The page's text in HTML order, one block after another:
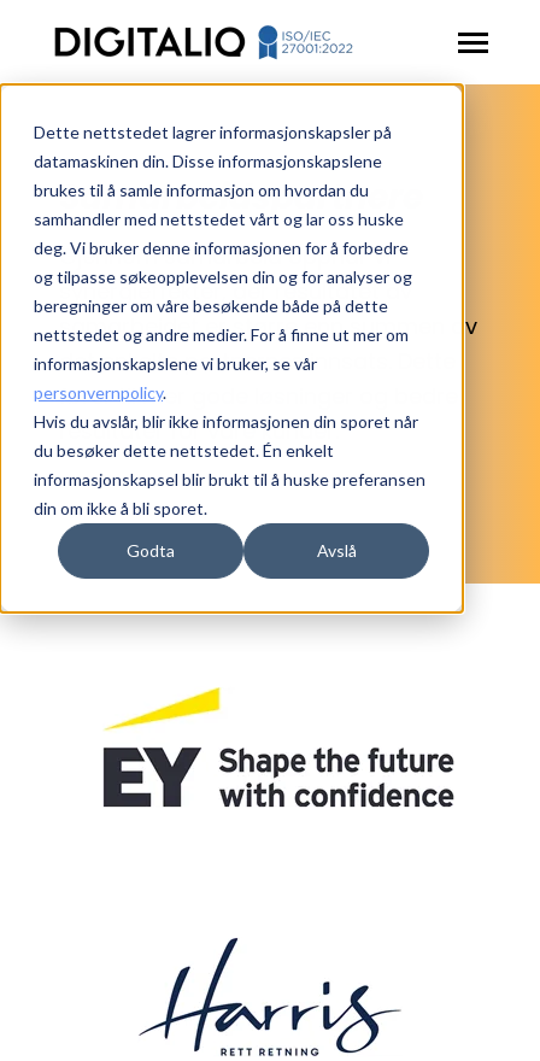
Dette nettstedet lagrer informasjonskapsler på
datamaskinen din. Disse informasjonskapslene
brukes til å samle informasjon om hvordan du
samhandler med nettstedet vårt og lar oss huske
deg. Vi bruker denne informasjonen for å forbedre
og tilpasse søkeopplevelsen din og for analyser og
beregninger om våre besøkende både på dette
nettstedet og andre medier. For å finne ut mer om
informasjonskapslene vi bruker, se vår
personvernpolicy.
Hvis du avslår, blir ikke informasjonen din sporet når
du besøker dette nettstedet. Én enkelt
informasjonskapsel blir brukt til å huske preferansen
din om ikke å bli sporet.
Godta Avslå
CONTENT
Toggle
LøsningerToggle
children
for
Løsninger
Artikler
Ressurser
Toggle
children
for
Kontakt oss
Login
Book en demo
Samarbeidspartnere
Gjennom samarbeid oppnår vi
synergieffekter, der resultatet av
samarbeidet er større enn summen av
det enkelte partnernes innsats. Dette
fører til mer gode løsninger og bedre
resultater for våre kunder.